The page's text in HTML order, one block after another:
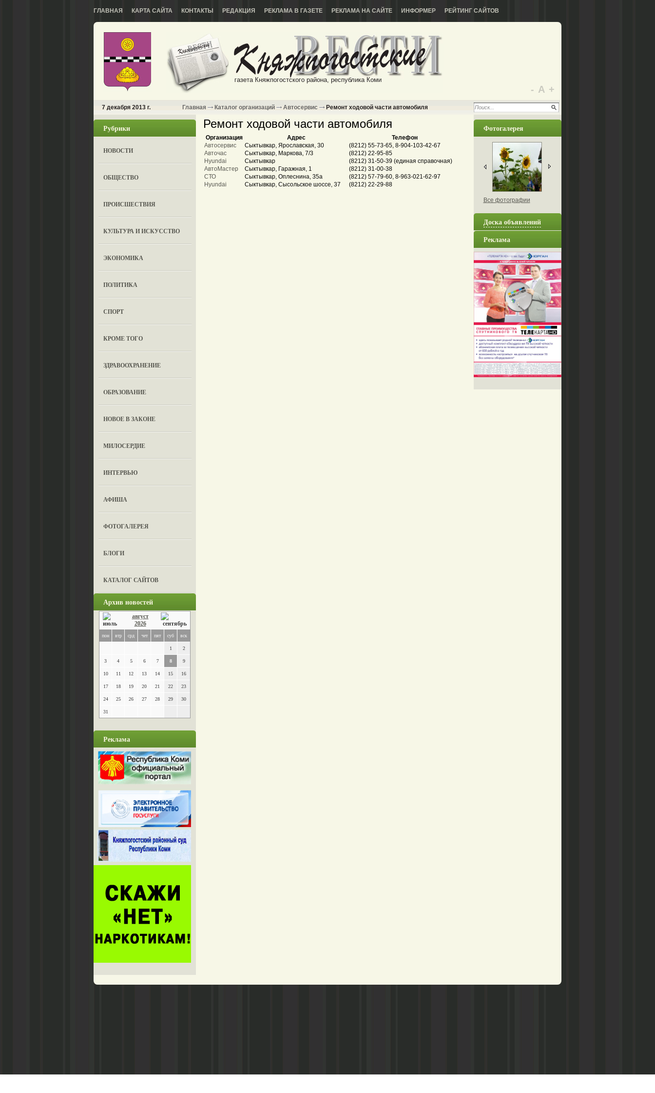
ГЛАВНАЯ КАРТА САЙТА КОНТАКТЫ РЕДАКЦИЯ РЕКЛАМА В ГАЗЕТЕ РЕКЛАМА НА САЙТЕ ИНФОРМЕР РЕЙТИНГ САЙТОВ
газета Княжпогостского района, республика Коми
- А +
7 декабря 2013 г. Главная Каталог организаций Автосервис Ремонт ходовой части автомобиля
Рубрики
НОВОСТИ
ОБЩЕСТВО
ПРОИСШЕСТВИЯ
КУЛЬТУРА И ИСКУССТВО
ЭКОНОМИКА
ПОЛИТИКА
СПОРТ
КРОМЕ ТОГО
ЗДРАВООХРАНЕНИЕ
OБРАЗОВАНИЕ
НОВОЕ В ЗАКОНЕ
МИЛОСЕРДИЕ
ИНТЕРВЬЮ
АФИША
ФОТОГАЛЕРЕЯ
БЛОГИ
КАТАЛОГ САЙТОВ
Архив новостей
август
2026
пон втр срд чет пят суб вск
1 2
3 4 5 6 7 8 9
10 11 12 13 14 15 16
17 18 19 20 21 22 23
24 25 26 27 28 29 30
31
Реклама
Ремонт ходовой части автомобиля
Организация Адрес
Телефон
Автосервис
Сыктывкар, Ярославская, 30
(8212) 55-73-65, 8-904-103-42-67
Авточас
Сыктывкар, Маркова, 7/3
(8212) 22-95-85
Hyundai
Сыктывкар
(8212) 31-50-39 (единая справочная)
АвтоМастер
Сыктывкар, Гаражная, 1
(8212) 31-00-38
СТО
Сыктывкар, Оплеснина, 35а
(8212) 57-79-60, 8-963-021-62-97
Hyundai
Сыктывкар, Сысольское шоссе, 37 (8212) 22-29-88
Фотогалерея
Все фотографии
Доска объявлений
Реклама